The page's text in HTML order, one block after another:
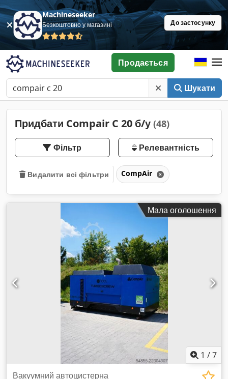
Machineseeker
Безкоштовно у магазині До застосунку
Шукати
Продається
Придбати Compair C 20 б/у (48)
Фільтр Релевантність
Видалити всі фільтри CompAir
Мала оголошення
1 /7
Вакуумний автоцистерна